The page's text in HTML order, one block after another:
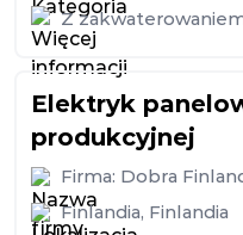
Z
Elektryk
produkcyjnej
Firma: Dobra
Finlandia, Finlandia